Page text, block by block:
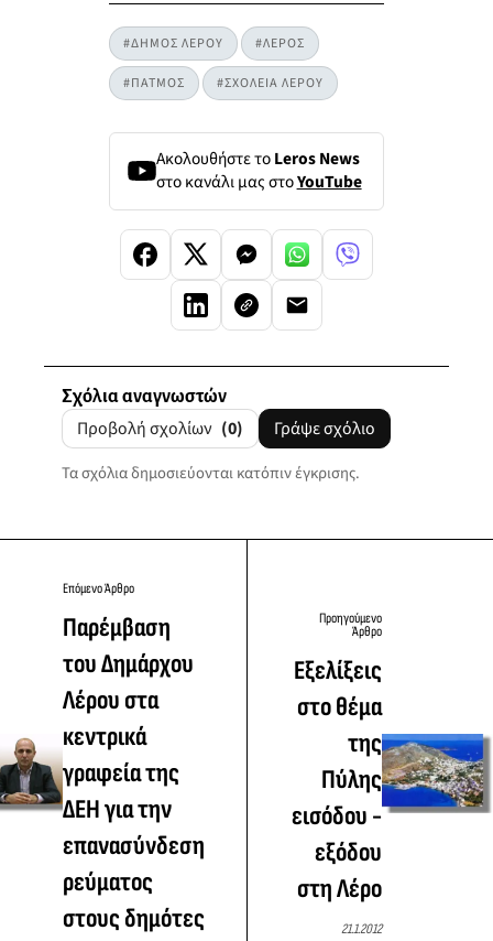
#ΔΗΜΟΣ ΛΕΡΟΥ #ΛΕΡΟΣ
#ΠΑΤΜΟΣ #ΣΧΟΛΕΙΑ ΛΕΡΟΥ
Ακολουθήστε τοLeros News
στο κανάλι μας στοYouTube
Σχόλια αναγνωστών
Προβολή σχολίων (0) Γράψε σχόλιο
Τα σχόλια δημοσιεύονται κατόπιν έγκρισης.
Επόμενο Άρθρο
Παρέμβαση
του Δημάρχου
Λέρου στα
κεντρικά
γραφεία της
ΔΕΗ για την
επανασύνδεση
ρεύματος
στους δημότες
Προηγούμενο
Άρθρο
Εξελίξεις
στο θέμα
της
Πύλης
εισόδου -
εξόδου
στη Λέρο
21.1.2012